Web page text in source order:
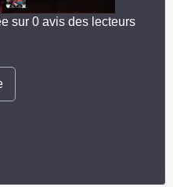
sur 0 avis des lecteurs